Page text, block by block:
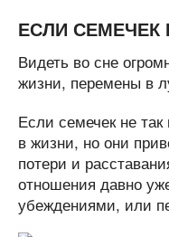
ЕСЛИ
Видеть во сне
жизни, перемены в
Если семечек не
в жизни, но они
потери и
отношения давно
убеждениями, или